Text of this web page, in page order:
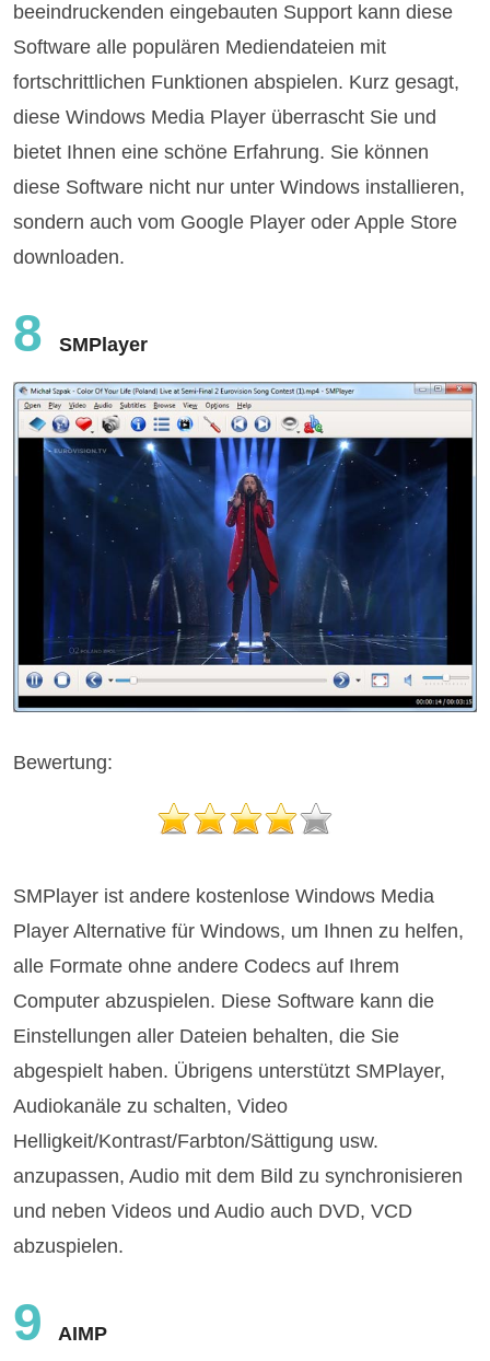
beeindruckenden eingebauten Support kann diese
Software alle populären Mediendateien mit
fortschrittlichen Funktionen abspielen. Kurz gesagt,
diese Windows Media Player überrascht Sie und
bietet Ihnen eine schöne Erfahrung. Sie können
diese Software nicht nur unter Windows installieren,
sondern auch vom Google Player oder Apple Store
downloaden.
8 SMPlayer
Bewertung:
SMPlayer ist andere kostenlose Windows Media
Player Alternative für Windows, um Ihnen zu helfen,
alle Formate ohne andere Codecs auf Ihrem
Computer abzuspielen. Diese Software kann die
Einstellungen aller Dateien behalten, die Sie
abgespielt haben. Übrigens unterstützt SMPlayer,
Audiokanäle zu schalten, Video
Helligkeit/Kontrast/Farbton/Sättigung usw.
anzupassen, Audio mit dem Bild zu synchronisieren
und neben Videos und Audio auch DVD, VCD
abzuspielen.
9 AIMP